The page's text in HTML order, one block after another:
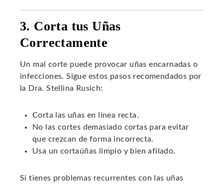
3. Corta tus Uñas
Correctamente
Un mal corte puede provocar uñas encarnadas o
infecciones. Sigue estos pasos recomendados por
la Dra. Stellina Rusich:
Corta las uñas en línea recta.
No las cortes demasiado cortas para evitar
que crezcan de forma incorrecta.
Usa un cortaúñas limpio y bien afilado.
Si tienes problemas recurrentes con las uñas